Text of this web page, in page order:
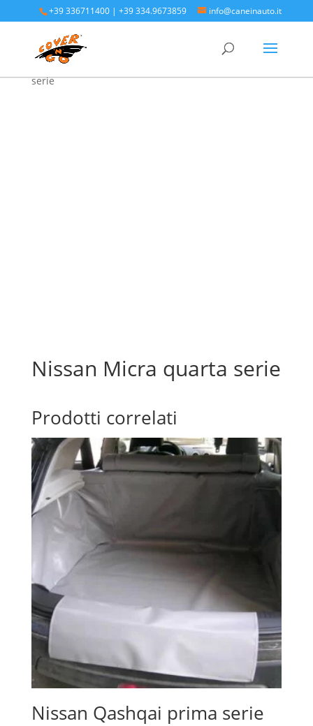
+39 336711400 |+39 334.9673859 info@caneinauto.it
Home/SALVA BAULE - Vasca Telo Copribaule
Auto/SALVA BAULE NISSAN
serie
Nissan Micra quarta serie
Prodotti correlati
Nissan Qashqai prima serie